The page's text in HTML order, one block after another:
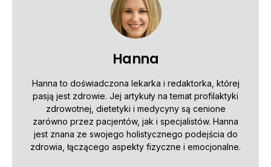
Hanna
Hanna to doświadczona lekarka i redaktorka, której
pasją jest zdrowie. Jej artykuły na temat profilaktyki
zdrowotnej, dietetyki i medycyny są cenione
zarówno przez pacjentów, jak i specjalistów. Hanna
jest znana ze swojego holistycznego podejścia do
zdrowia, łączącego aspekty fizyczne i emocjonalne.